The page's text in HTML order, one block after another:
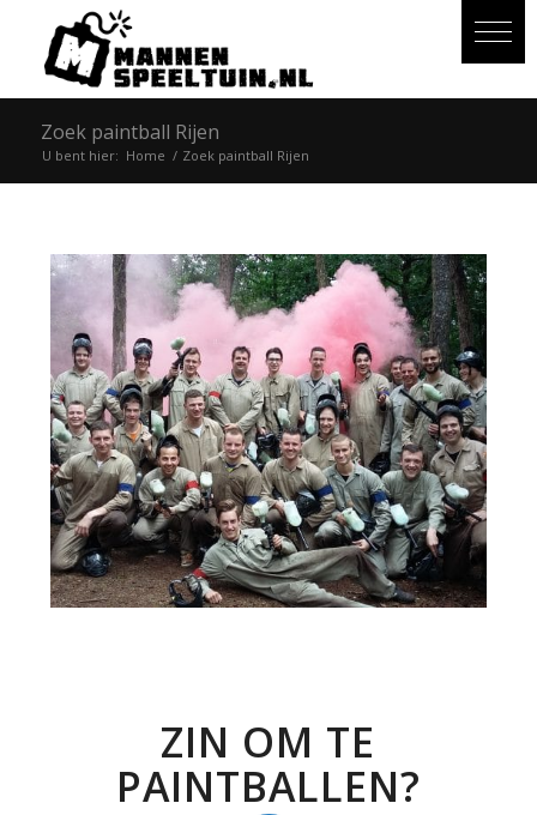
Zoek paintball Rijen
U bent hier: Home / Zoek paintball Rijen
ZIN OM TE
PAINTBALLEN?